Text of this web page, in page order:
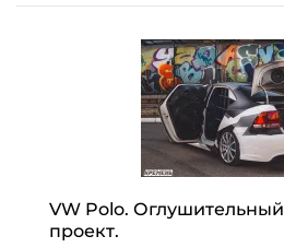
VW Polo. Оглушительный
проект.